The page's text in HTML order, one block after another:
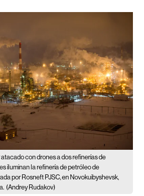
con drones a dos refinerías de
iluminan la refinería de petróleo de
por Rosneft PJSC, en Novokuibyshevsk,
(Andrey Rudakov)